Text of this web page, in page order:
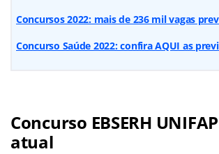
Concursos 2022: mais de 236 mil vagas
Concurso Saúde 2022: confira AQUI as
Concurso EBSERH
atual